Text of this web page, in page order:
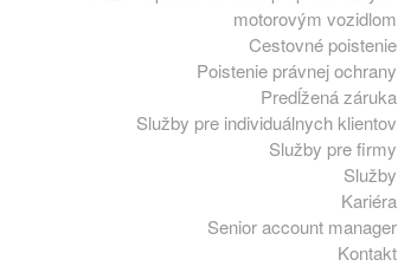
motorovým vozidlom
Cestovné poistenie
Poistenie právnej ochrany
Predĺžená záruka
Služby pre individuálnych klientov
Služby pre firmy
Služby
Kariéra
Senior account manager
Kontakt